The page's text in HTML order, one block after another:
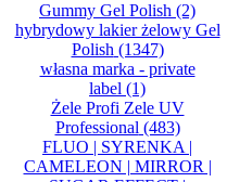
Gummy Gel Polish (2)
hybrydowy lakier żelowy Gel
Polish (1347)
własna marka - private
label (1)
Żele Profi Zele UV
Professional (483)
FLUO | SYRENKA |
CAMELEON | MIRROR |